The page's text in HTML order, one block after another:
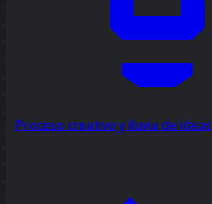
Proceso creativo y lluvia de ideas